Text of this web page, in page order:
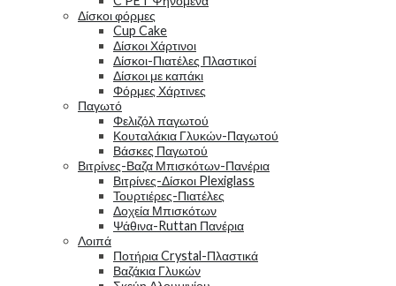
Δίσκοι φόρμες
Cup Cake
Δίσκοι Χάρτινοι
Δίσκοι-Πιατέλες Πλαστικοί
Δίσκοι με καπάκι
Φόρμες Χάρτινες
Παγωτό
Φελιζόλ παγωτού
Κουταλάκια Γλυκών-Παγωτού
Βάσκες Παγωτού
Βιτρίνες-Βαζα Μπισκότων-Πανέρια
Βιτρίνες-Δίσκοι Plexiglass
Τουρτιέρες-Πιατέλες
Δοχεία Μπισκότων
Ψάθινα-Ruttan Πανέρια
Λοιπά
Ποτήρια Crystal-Πλαστικά
Βαζάκια Γλυκών